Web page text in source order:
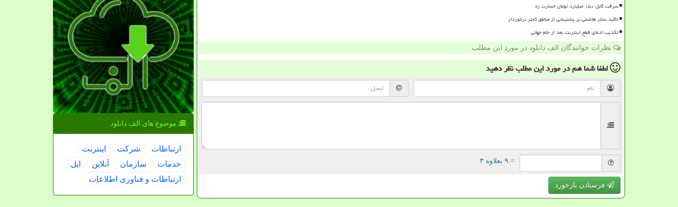
سرقت کابل ۱۵۰ میلیارد تومان خسارت زد
تاکید ستار هاشمی بر پشتیبانی از مناطق کمتر برخوردار
تکذیب ادعای قطع اینترنت بعد از جام جهانی
نظرات خوانندگان الف دانلود در مورد این مطلب
لطفا شما همدر مورد این مطلبنظر دهید
= ۹ بعلاوه ۳
فرستادن بازخورد
موضوع های الف دانلود
ارتباطات شركت
اینترنت
خدمات
سازمان آنلاین
اپل
ارتباطات و فناوری اطلاعات